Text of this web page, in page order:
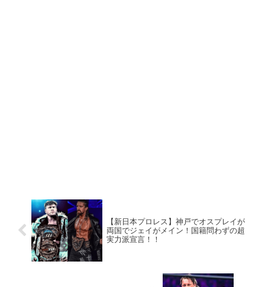
【新日本プロレス】神戸でオスプレイが
両国でジェイがメイン！国籍問わずの超
実力派宣言！！